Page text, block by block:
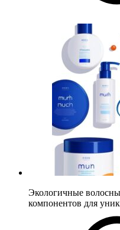
Экологичные
компонентов для